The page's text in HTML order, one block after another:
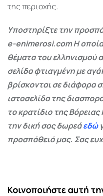
της περιοχής.
Υποστηρίξτε την
e-enimerosi.com Η οποία
θέματα του ελληνισμού
σελίδα φτιαγμένη με
βρίσκονται σε διάφορα
ιστοσελίδα της
το κρατίδιο της
την δική σας δωρεάεδώ
προσπάθειά μας. Σας
Κοινοποιήστε αυτή